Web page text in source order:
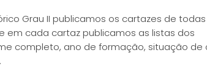
Grau II publicamos os cartazes de
em cada cartaz publicamos as listas dos
completo, ano de formação, situação de